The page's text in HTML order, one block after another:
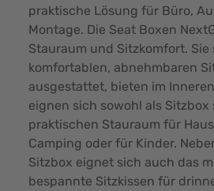
praktische Lösung für Büro,
Montage. Die Seat Boxen
Stauraum und Sitzkomfort. Sie
komfortablen, abnehmbaren
ausgestattet, bieten im
eignen sich sowohl als Sitzbox
praktischen Stauraum für
Camping oder für Kinder.
Sitzbox eignet sich auch das
bespannte Sitzkissen für